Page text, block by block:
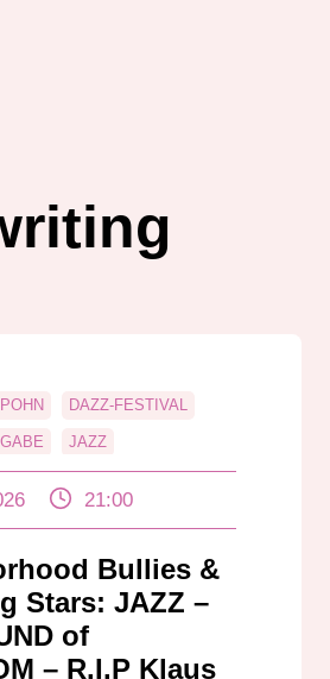
DAZZ-FESTIVAL
JAZZ
BULLIES & SHOOTING
SONGWRITING
TRIBUTE SENDUNG
21:00
Bullies &
Stars: JAZZ –
of
– R.I.P Klaus